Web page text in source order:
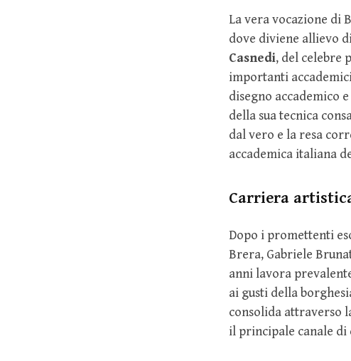
La vera vocazione di
dove diviene allievo
Casnedi, del celebre
importanti
disegno accademico
della sua tecnica
dal vero e la resa
accademica italiana
Carriera
Dopo i promettenti
Brera, Gabriele
anni lavora
ai gusti della
consolida attraverso
il principale canale di